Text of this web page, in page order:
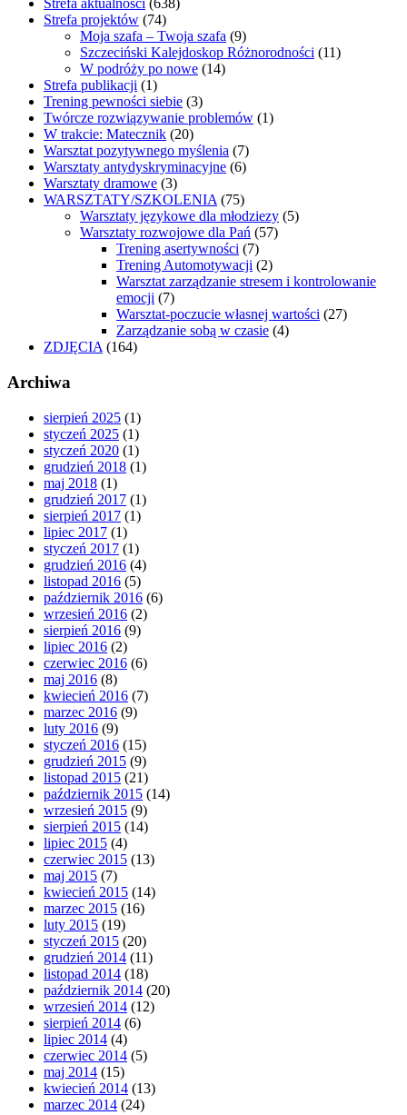
Strefa aktualności (638)
Strefa projektów (74)
Moja szafa – Twoja szafa (9)
Szczeciński Kalejdoskop Różnorodności (11)
W podróży po nowe (14)
Strefa publikacji (1)
Trening pewności siebie (3)
Twórcze rozwiązywanie problemów (1)
W trakcie: Matecznik (20)
Warsztat pozytywnego myślenia (7)
Warsztaty antydyskryminacyjne (6)
Warsztaty dramowe (3)
WARSZTATY/SZKOLENIA (75)
Warsztaty językowe dla młodziezy (5)
Warsztaty rozwojowe dla Pań (57)
Trening asertywności (7)
Trening Automotywacji (2)
Warsztat zarządzanie stresem i kontrolowanie
emocji (7)
Warsztat-poczucie własnej wartości (27)
Zarządzanie sobą w czasie (4)
ZDJĘCIA (164)
Archiwa
sierpień 2025 (1)
styczeń 2025 (1)
styczeń 2020 (1)
grudzień 2018 (1)
maj 2018 (1)
grudzień 2017 (1)
sierpień 2017 (1)
lipiec 2017 (1)
styczeń 2017 (1)
grudzień 2016 (4)
listopad 2016 (5)
październik 2016 (6)
wrzesień 2016 (2)
sierpień 2016 (9)
lipiec 2016 (2)
czerwiec 2016 (6)
maj 2016 (8)
kwiecień 2016 (7)
marzec 2016 (9)
luty 2016 (9)
styczeń 2016 (15)
grudzień 2015 (9)
listopad 2015 (21)
październik 2015 (14)
wrzesień 2015 (9)
sierpień 2015 (14)
lipiec 2015 (4)
czerwiec 2015 (13)
maj 2015 (7)
kwiecień 2015 (14)
marzec 2015 (16)
luty 2015 (19)
styczeń 2015 (20)
grudzień 2014 (11)
listopad 2014 (18)
październik 2014 (20)
wrzesień 2014 (12)
sierpień 2014 (6)
lipiec 2014 (4)
czerwiec 2014 (5)
maj 2014 (15)
kwiecień 2014 (13)
marzec 2014 (24)